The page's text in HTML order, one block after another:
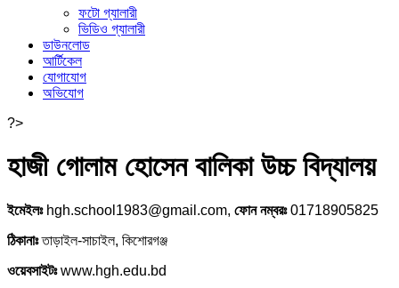
ফটো গ্যালারী
ভিডিও গ্যালারী
ডাউনলোড
আর্টিকেল
যোগাযোগ
অভিযোগ
?>
হাজী গোলাম হোসেন বালিকা উচ্চ বিদ্যালয়
ইমেইলঃhgh.school1983@gmail.com, ফোন নম্বরঃ01718905825
ঠিকানাঃতাড়াইল-সাচাইল, কিশোরগঞ্জ
ওয়েবসাইটঃwww.hgh.edu.bd